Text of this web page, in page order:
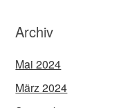
Archiv
Mai 2024
März 2024